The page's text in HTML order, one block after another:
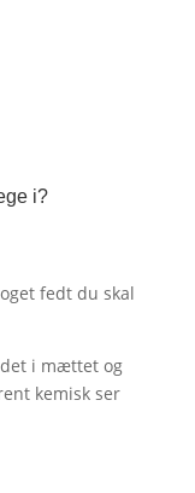
i?
fedt du skal
i mættet og
kemisk ser